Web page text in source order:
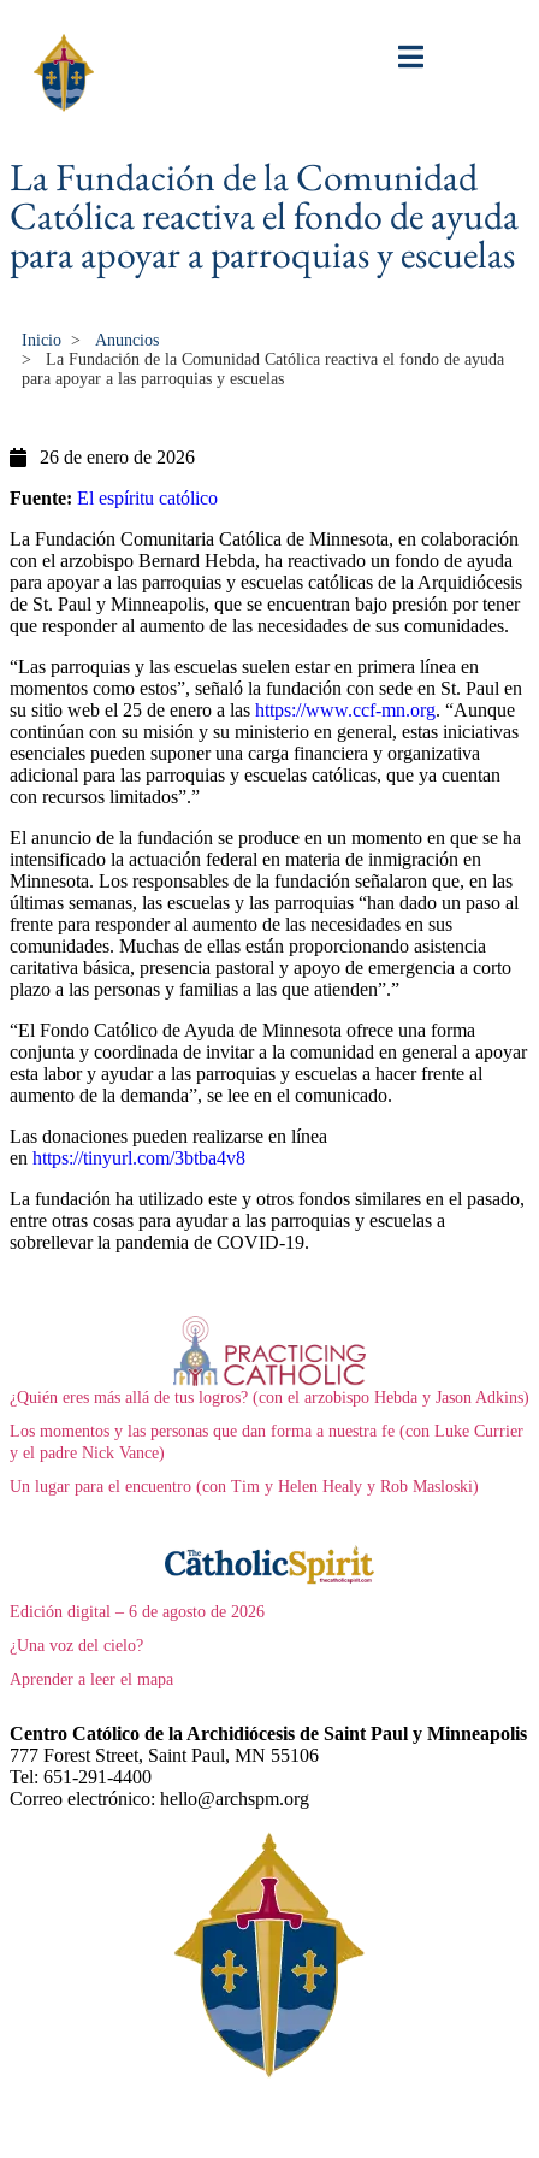
La Fundación de la Comunidad
Católica reactiva el fondo de ayuda
para apoyar a parroquias y escuelas
Inicio >
Anuncios
>
La Fundación de la Comunidad Católica reactiva el fondo de ayuda
para apoyar a las parroquias y escuelas
26 de enero de 2026
Fuente: El espíritu católico
La Fundación Comunitaria Católica de Minnesota, en colaboración
con el arzobispo Bernard Hebda, ha reactivado un fondo de ayuda
para apoyar a las parroquias y escuelas católicas de la Arquidiócesis
de St. Paul y Minneapolis, que se encuentran bajo presión por tener
que responder al aumento de las necesidades de sus comunidades.
“Las parroquias y las escuelas suelen estar en primera línea en
momentos como estos”, señaló la fundación con sede en St. Paul en
su sitio web el 25 de enero a las https://www.ccf-mn.org. “Aunque
continúan con su misión y su ministerio en general, estas iniciativas
esenciales pueden suponer una carga financiera y organizativa
adicional para las parroquias y escuelas católicas, que ya cuentan
con recursos limitados”.”
El anuncio de la fundación se produce en un momento en que se ha
intensificado la actuación federal en materia de inmigración en
Minnesota. Los responsables de la fundación señalaron que, en las
últimas semanas, las escuelas y las parroquias “han dado un paso al
frente para responder al aumento de las necesidades en sus
comunidades. Muchas de ellas están proporcionando asistencia
caritativa básica, presencia pastoral y apoyo de emergencia a corto
plazo a las personas y familias a las que atienden”.”
“El Fondo Católico de Ayuda de Minnesota ofrece una forma
conjunta y coordinada de invitar a la comunidad en general a apoyar
esta labor y ayudar a las parroquias y escuelas a hacer frente al
aumento de la demanda”, se lee en el comunicado.
Las donaciones pueden realizarse en línea
en https://tinyurl.com/3btba4v8
La fundación ha utilizado este y otros fondos similares en el pasado,
entre otras cosas para ayudar a las parroquias y escuelas a
sobrellevar la pandemia de COVID-19.
¿Quién eres más allá de tus logros? (con el arzobispo Hebda y Jason Adkins)
Los momentos y las personas que dan forma a nuestra fe (con Luke Currier
y el padre Nick Vance)
Un lugar para el encuentro (con Tim y Helen Healy y Rob Masloski)
Edición digital – 6 de agosto de 2026
¿Una voz del cielo?
Aprender a leer el mapa
Centro Católico de la Archidiócesis de Saint Paul y Minneapolis
777 Forest Street, Saint Paul, MN 55106
Tel: 651-291-4400
Correo electrónico: hello@archspm.org